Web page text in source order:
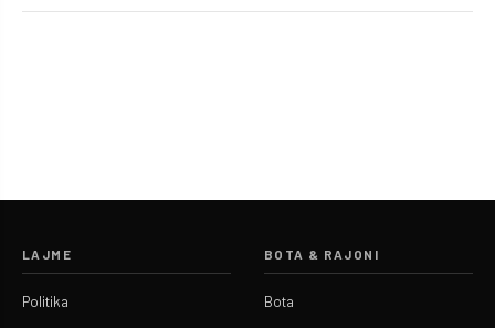
LAJME
Politika
BOTA & RAJONI
Bota